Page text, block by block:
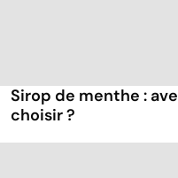
Sirop de menthe :
choisir ?